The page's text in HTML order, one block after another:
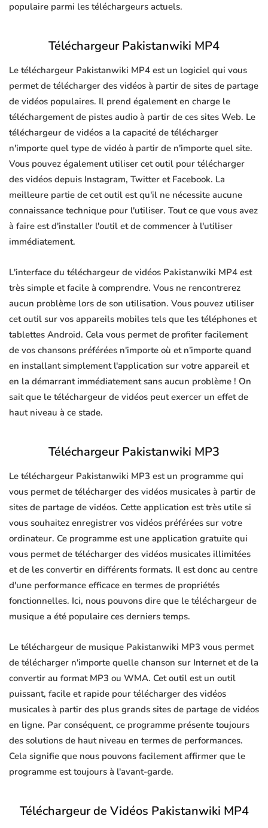
populaire parmi les téléchargeurs actuels.
Téléchargeur Pakistanwiki MP4
Le téléchargeur Pakistanwiki MP4 est un logiciel qui vous
permet de télécharger des vidéos à partir de sites de partage
de vidéos populaires. Il prend également en charge le
téléchargement de pistes audio à partir de ces sites Web. Le
téléchargeur de vidéos a la capacité de télécharger
n'importe quel type de vidéo à partir de n'importe quel site.
Vous pouvez également utiliser cet outil pour télécharger
des vidéos depuis Instagram, Twitter et Facebook. La
meilleure partie de cet outil est qu'il ne nécessite aucune
connaissance technique pour l'utiliser. Tout ce que vous avez
à faire est d'installer l'outil et de commencer à l'utiliser
immédiatement.
L'interface du téléchargeur de vidéos Pakistanwiki MP4 est
très simple et facile à comprendre. Vous ne rencontrerez
aucun problème lors de son utilisation. Vous pouvez utiliser
cet outil sur vos appareils mobiles tels que les téléphones et
tablettes Android. Cela vous permet de profiter facilement
de vos chansons préférées n'importe où et n'importe quand
en installant simplement l'application sur votre appareil et
en la démarrant immédiatement sans aucun problème ! On
sait que le téléchargeur de vidéos peut exercer un effet de
haut niveau à ce stade.
Téléchargeur Pakistanwiki MP3
Le téléchargeur Pakistanwiki MP3 est un programme qui
vous permet de télécharger des vidéos musicales à partir de
sites de partage de vidéos. Cette application est très utile si
vous souhaitez enregistrer vos vidéos préférées sur votre
ordinateur. Ce programme est une application gratuite qui
vous permet de télécharger des vidéos musicales illimitées
et de les convertir en différents formats. Il est donc au centre
d'une performance efficace en termes de propriétés
fonctionnelles. Ici, nous pouvons dire que le téléchargeur de
musique a été populaire ces derniers temps.
Le téléchargeur de musique Pakistanwiki MP3 vous permet
de télécharger n'importe quelle chanson sur Internet et de la
convertir au format MP3 ou WMA. Cet outil est un outil
puissant, facile et rapide pour télécharger des vidéos
musicales à partir des plus grands sites de partage de vidéos
en ligne. Par conséquent, ce programme présente toujours
des solutions de haut niveau en termes de performances.
Cela signifie que nous pouvons facilement affirmer que le
programme est toujours à l'avant-garde.
Téléchargeur de Vidéos Pakistanwiki MP4